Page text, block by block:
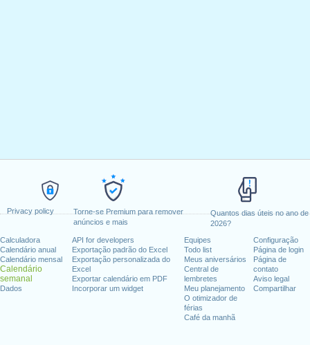
Privacy policy
Torne-se Premium para remover
anúncios e mais
Quantos dias úteis no ano de
2026?
Calculadora
Calendário anual
Calendário mensal
Calendário
semanal
Dados
API for developers
Exportação padrão do Excel
Exportação personalizada do
Excel
Exportar calendário em PDF
Incorporar um widget
Equipes
Todo list
Meus aniversários
Central de
lembretes
Meu planejamento
O otimizador de
férias
Café da manhã
Configuração
Página de login
Página de
contato
Aviso legal
Compartilhar